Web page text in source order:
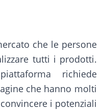
che le persone
tutti i prodotti.
richiede
che hanno molti
i potenziali